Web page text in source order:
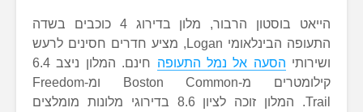
הייאט בוסטון הרבור, מלון בדירוג 4 כוכבים בשדה
התעופה הבינלאומי Logan, מציע חדרים חסינים לרעש
ושירותי הסעה אל נמל התעופה
חינם. המלון ניצב 6.4
קילומטרים מ-Boston Common ומ-Freedom
Trail. המלון זוכה לציון 8.6 בדירוגי מלונות מומלצים